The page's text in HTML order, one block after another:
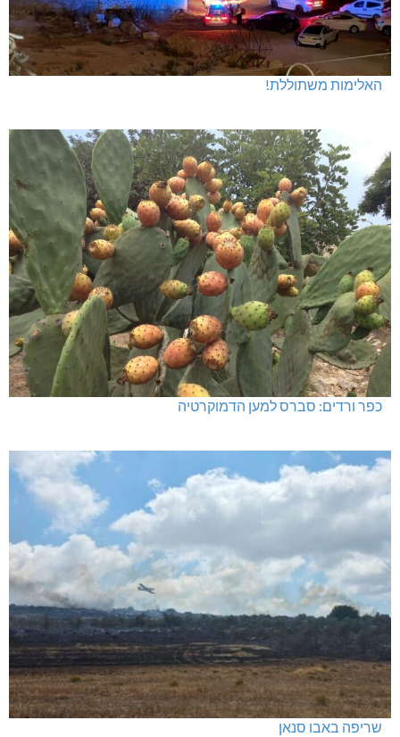
האלימות משתוללת!
כפר ורדים: סברס למען הדמוקרטיה